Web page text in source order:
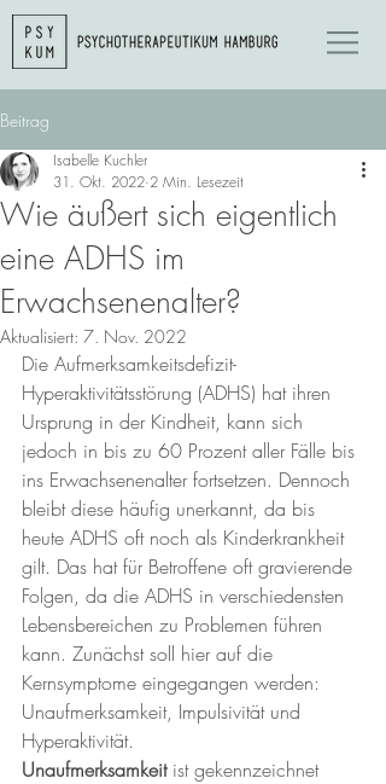
Beitrag
Wie äußert sich eigentlich
eine ADHS im
Erwachsenenalter?
Isabelle Kuchler
31. Okt. 2022 2 Min. Lesezeit
Aktualisiert: 7. Nov. 2022
Die Aufmerksamkeitsdefizit-
Hyperaktivitätsstörung (ADHS) hat ihren
Ursprung in der Kindheit, kann sich
jedoch in bis zu 60 Prozent aller Fälle bis
ins Erwachsenenalter fortsetzen. Dennoch
bleibt diese häufig unerkannt, da bis
heute ADHS oft noch als Kinderkrankheit
gilt. Das hat für Betroffene oft gravierende
Folgen, da die ADHS in verschiedensten
Lebensbereichen zu Problemen führen
kann. Zunächst soll hier auf die
Kernsymptome eingegangen werden:
Unaufmerksamkeit, Impulsivität und
Hyperaktivität.
Unaufmerksamkeit ist gekennzeichnet